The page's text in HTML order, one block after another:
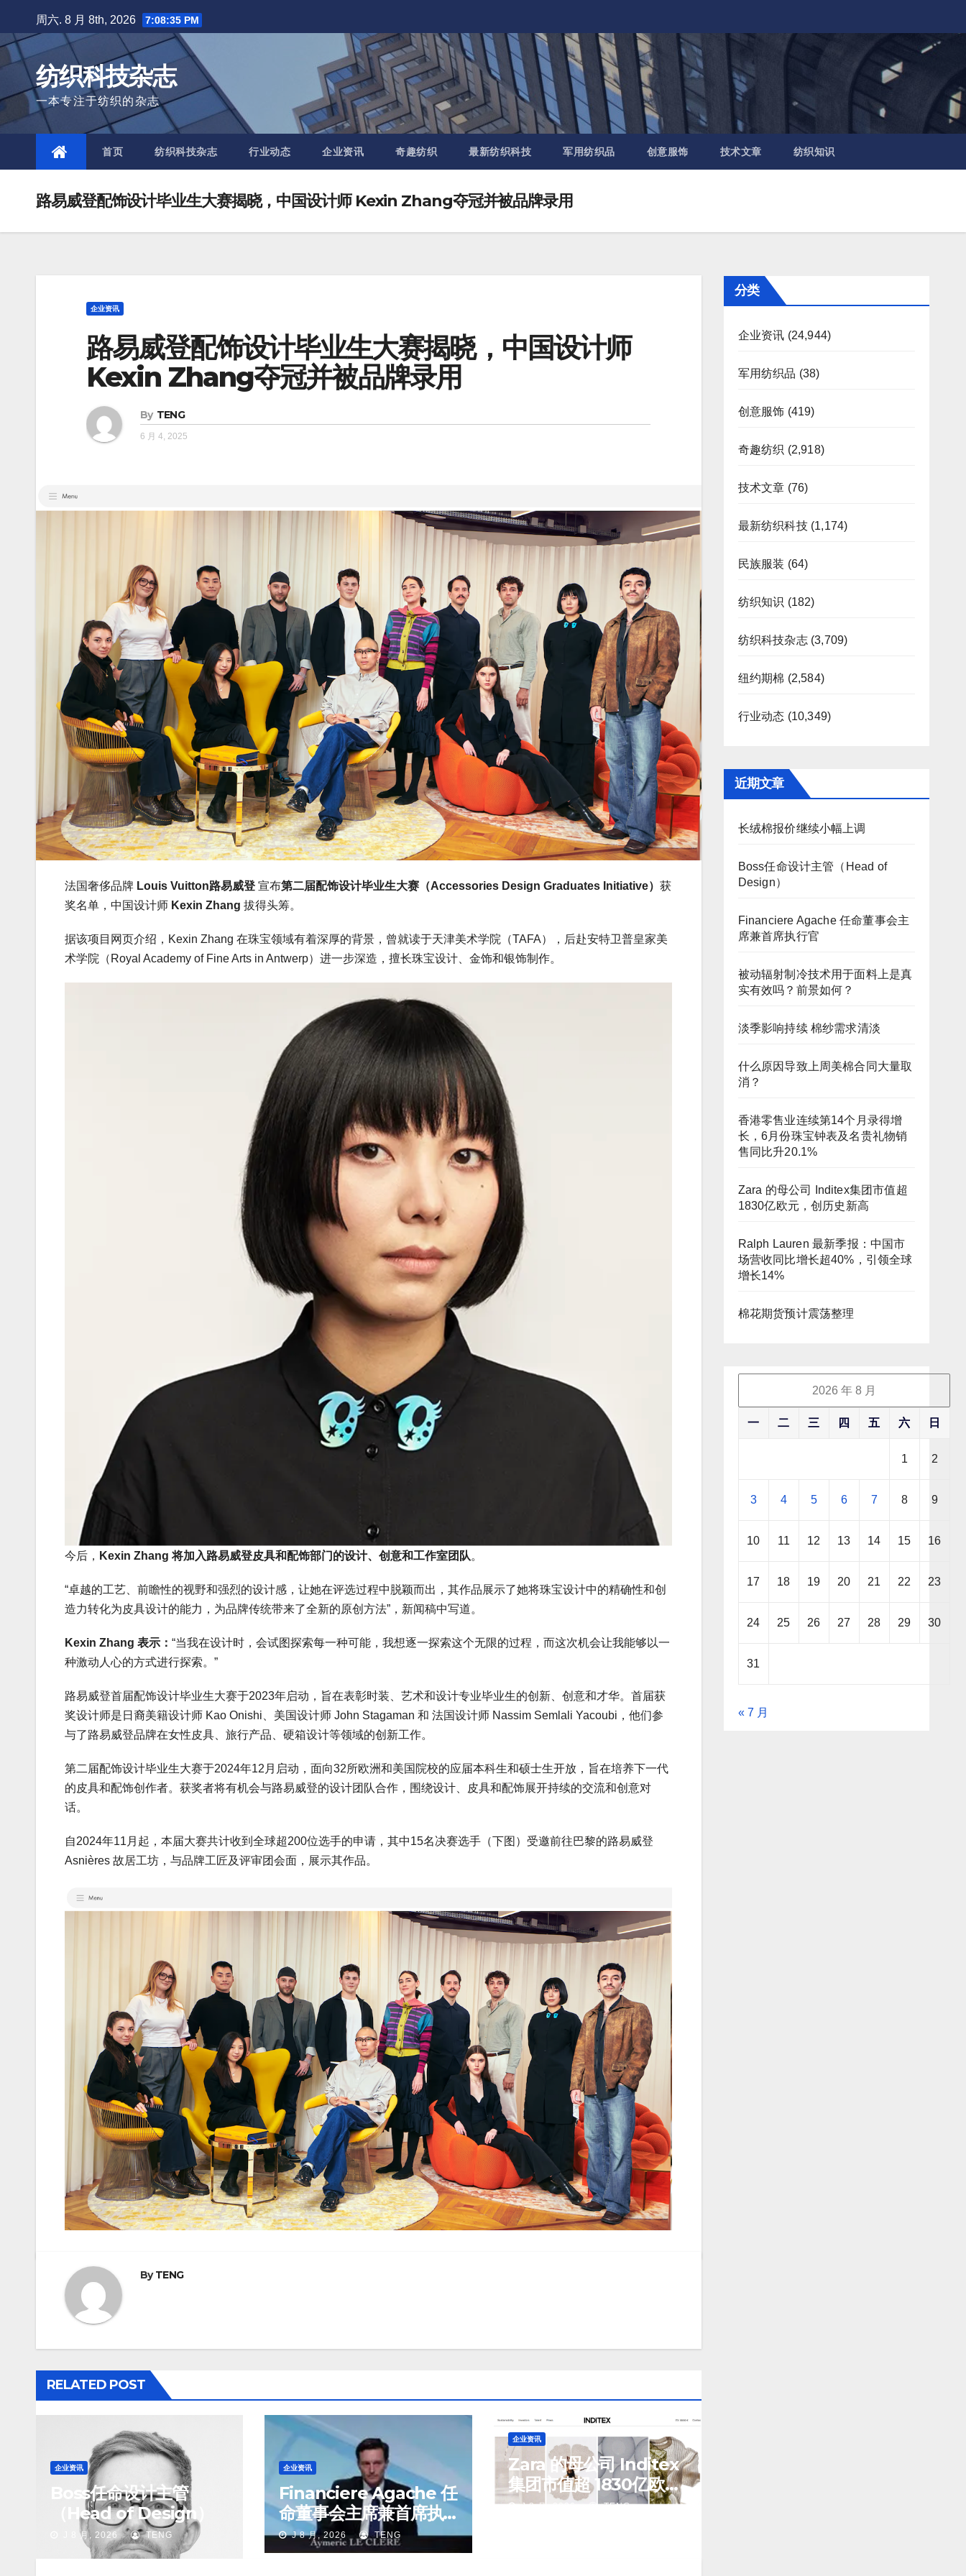
to
content
周六. 8 月 8th, 2026 7:08:37 PM
纺织科技杂志
一本专注于纺织的杂志
首页 纺织科技杂志 行业动态 企业资讯 奇趣纺织 最新纺织科技 军用纺织品 创意服饰 技术文章 纺织知识
路易威登配饰设计毕业生大赛揭晓，中国设计师 Kexin Zhang夺冠并被品牌录用
企业资讯
路易威登配饰设计毕业生大赛揭晓，中国设计师
Kexin Zhang夺冠并被品牌录用
By TENG
6 月 4, 2025
法国奢侈品牌 Louis Vuitton路易威登 宣布第二届配饰设计毕业生大赛（Accessories Design Graduates Initiative） 获
奖名单，中国设计师 Kexin Zhang 拔得头筹。
据该项目网页介绍，Kexin Zhang 在珠宝领域有着深厚的背景，曾就读于天津美术学院（TAFA），后赴安特卫普皇家美
术学院（Royal Academy of Fine Arts in Antwerp）进一步深造，擅长珠宝设计、金饰和银饰制作。
今后， Kexin Zhang 将加入路易威登皮具和配饰部门的设计、创意和工作室团队。
“卓越的工艺、前瞻性的视野和强烈的设计感，让她在评选过程中脱颖而出，其作品展示了她将珠宝设计中的精确性和创
造力转化为皮具设计的能力，为品牌传统带来了全新的原创方法”，新闻稿中写道。
Kexin Zhang 表示： “当我在设计时，会试图探索每一种可能，我想逐一探索这个无限的过程，而这次机会让我能够以一
种激动人心的方式进行探索。”
路易威登首届配饰设计毕业生大赛于2023年启动，旨在表彰时装、艺术和设计专业毕业生的创新、创意和才华。首届获
奖设计师是日裔美籍设计师 Kao Onishi、美国设计师 John Stagaman 和 法国设计师 Nassim Semlali Yacoubi，他们参
与了路易威登品牌在女性皮具、旅行产品、硬箱设计等领域的创新工作。
第二届配饰设计毕业生大赛于2024年12月启动，面向32所欧洲和美国院校的应届本科生和硕士生开放，旨在培养下一代
的皮具和配饰创作者。获奖者将有机会与路易威登的设计团队合作，围绕设计、皮具和配饰展开持续的交流和创意对
话。
自2024年11月起，本届大赛共计收到全球超200位选手的申请，其中15名决赛选手（下图）受邀前往巴黎的路易威登
Asnières 故居工坊，与品牌工匠及评审团会面，展示其作品。
ByTENG
RELATED POST
企业资讯
Boss任命设计主管
（Head of Design）
J 8 月, 2026 TENG
企业资讯
Financiere Agache 任
命董事会主席兼首席执
行官
J 8 月, 2026 TENG
企业资讯
Zara 的母公司 Inditex
集团市值超 1830亿欧
元，创历史新高
J 8 月, 2026 TENG
分类
企业资讯 (24,944)
军用纺织品 (38)
创意服饰 (419)
奇趣纺织 (2,918)
技术文章 (76)
最新纺织科技(1,174)
民族服装 (64)
纺织知识 (182)
纺织科技杂志(3,709)
纽约期棉 (2,584)
行业动态 (10,349)
近期文章
长绒棉报价继续小幅上调
Boss任命设计主管（Head of
Design）
Financiere Agache 任命董事会主
席兼首席执行官
被动辐射制冷技术用于面料上是真
实有效吗？前景如何？
淡季影响持续 棉纱需求清淡
什么原因导致上周美棉合同大量取
消？
香港零售业连续第14个月录得增
长，6月份珠宝钟表及名贵礼物销
售同比升20.1%
Zara 的母公司 Inditex集团市值超
1830亿欧元，创历史新高
Ralph Lauren 最新季报：中国市
场营收同比增长超40%，引领全球
增长14%
棉花期货预计震荡整理
2026 年 8 月
一 二 三 四 五 六 日
1 2
3 4 5 6 7 8 9
10 11 12 13 14 15 16
17 18 19 20 21 22 23
24 25 26 27 28 29 30
31
« 7 月